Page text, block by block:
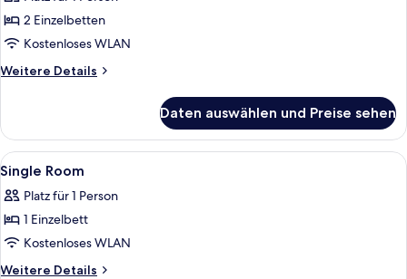
Room
for
Single
Use
2 Einzelbetten
Kostenloses WLAN
Weitere Details
Weitere
Room
for
Single
Use
Daten auswählen und Preise sehen
Alle
Fotos
für
Single
Room
anzeigen
Allergikerbettwaren, kostenloses
8
Single Room
Platz für 1 Person
1 Einzelbett
Kostenloses WLAN
Weitere Details
Weitere